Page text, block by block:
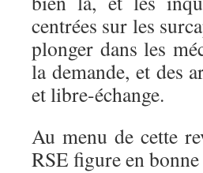
centrées sur les
plonger dans les
la demande, et des
et libre-échange.
Au menu de cette
RSE figure en